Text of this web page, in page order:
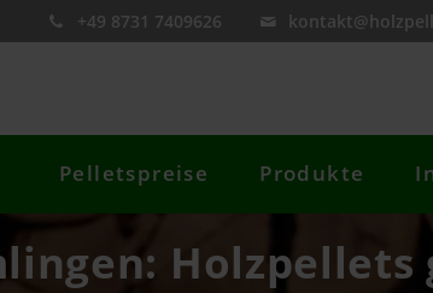
+49 8731 7409626
Pelletspreise Produkte